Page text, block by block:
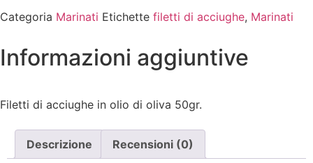
Categoria Marinati Etichette filetti di acciughe, Marinati
Informazioni aggiuntive
Filetti di acciughe in olio di oliva 50gr.
Descrizione Recensioni (0)